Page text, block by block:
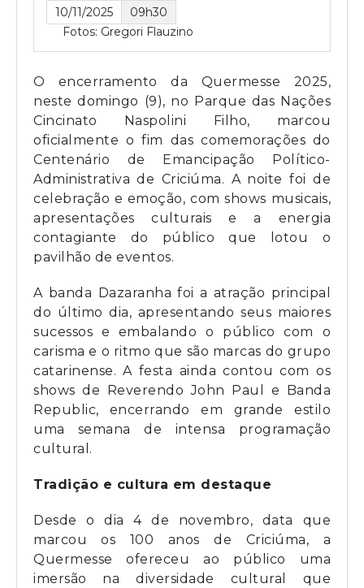
10/11/2025
09h30
Fotos: Gregori Flauzino
O encerramento da Quermesse 2025,
neste domingo (9), no Parque das Nações
Cincinato Naspolini Filho, marcou
oficialmente o fim das comemorações do
Centenário de Emancipação Político-
Administrativa de Criciúma. A noite foi de
celebração e emoção, com shows musicais,
apresentações culturais e a energia
contagiante do público que lotou o
pavilhão de eventos.
A banda Dazaranha foi a atração principal
do último dia, apresentando seus maiores
sucessos e embalando o público com o
carisma e o ritmo que são marcas do grupo
catarinense. A festa ainda contou com os
shows de Reverendo John Paul e Banda
Republic, encerrando em grande estilo
uma semana de intensa programação
cultural.
Tradição e cultura em destaque
Desde o dia 4 de novembro, data que
marcou os 100 anos de Criciúma, a
Quermesse ofereceu ao público uma
imersão na diversidade cultural que